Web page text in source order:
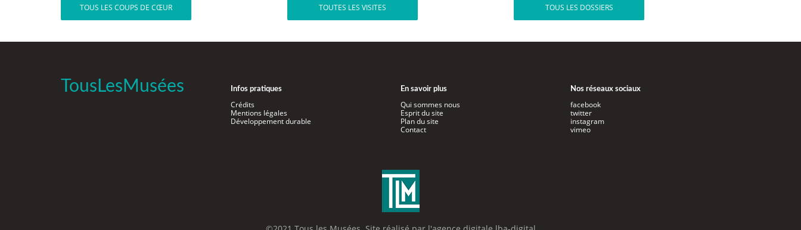
TOUS LES COUPS DE CŒUR TOUTES LES VISITES TOUS LES DOSSIERS
TousLesMusées Infos pratiques
Crédits
Mentions légales
Développement durable
En savoir plus
Qui sommes nous
Esprit du site
Plan du site
Contact
Nos réseaux sociaux
facebook
twitter
instagram
vimeo